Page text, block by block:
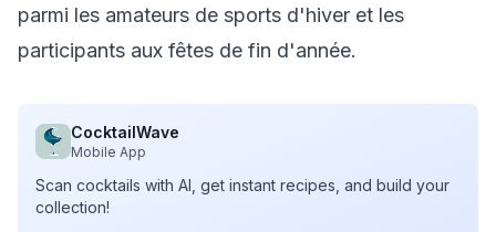
parmi les amateurs de sports d'hiver et les
participants aux fêtes de fin d'année.
CocktailWave
Mobile App
Scan cocktails with AI, get instant recipes, and build your
collection!